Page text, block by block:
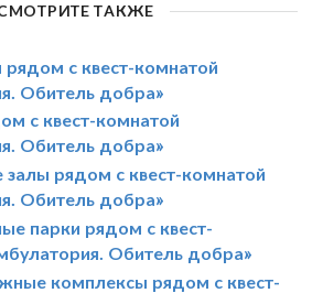
ТАКЖЕ
рядом с квест-комнатой
Обитель добра»
с квест-комнатой
Обитель добра»
залы рядом с квест-комнатой
Обитель добра»
парки рядом с квест-
Обитель добра»
комплексы рядом с квест-